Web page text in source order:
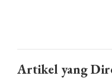
Artikel yang